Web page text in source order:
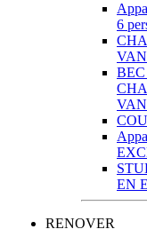
6
EN
RENOVER